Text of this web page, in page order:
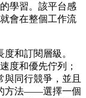
學習。該平台感
會在整個工作流
和訂閱層級。
度和優先佇列；
同行競爭，並且
方法——選擇一個